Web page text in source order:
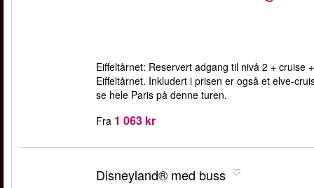
Eiffeltårnet: Reservert adgang til nivå 2 +
Eiffeltårnet. Inkludert i prisen er også et elve-
se hele Paris på denne turen.
Fra 1 063 kr
Disneyland® med buss